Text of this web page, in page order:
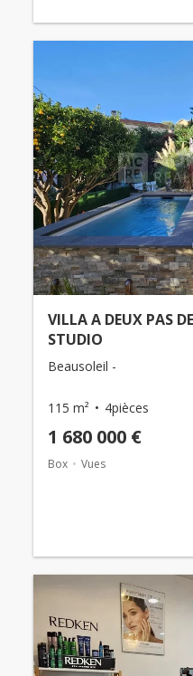
VILLA A DEUX PAS
STUDIO
Beausoleil -
115 m² 4pièces
1 680 000 €
Box Vues